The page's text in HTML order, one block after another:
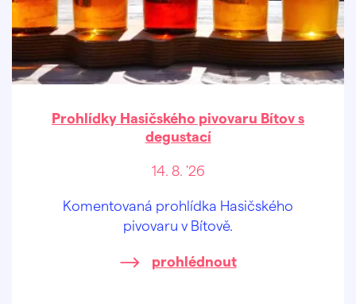
Prohlídky Hasičského pivovaru Bítov s
degustací
14. 8. '26
Komentovaná prohlídka Hasičského
pivovaru v Bítově.
prohlédnout